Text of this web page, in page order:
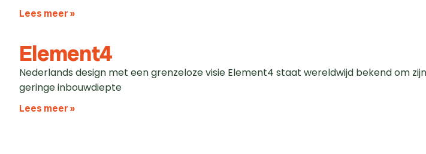
Lees meer »
Element4
Nederlands design met een grenzeloze visie Element4 staat wereldwijd bekend om
geringe inbouwdiepte
Lees meer »